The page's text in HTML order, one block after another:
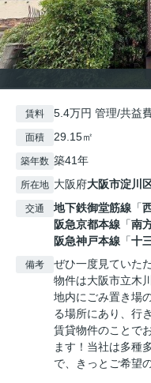
賃料 5.4万円 管理/共益
面積 29.15㎡
築年数 築41年
所在地 大阪府大阪市淀川
交通 地下鉄御堂筋線 「
阪急京都本線 「南
阪急神戸本線 「十
備考
ぜひ一度見ていた
物件は大阪市立木
地内にごみ置き場
る場所にあり、行
賃貸物件のことで
ます！当社は多種
で、きっとご希望